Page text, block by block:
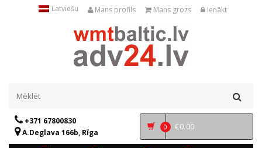
Latviešu Mans profils Mans grozs Ienākt
+371 67800830
A.Deglava 166b, Rīga
0 €0.00